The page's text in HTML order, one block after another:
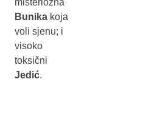
Bunika koja
voli sjenu; i
visoko
toksični
Jedić.